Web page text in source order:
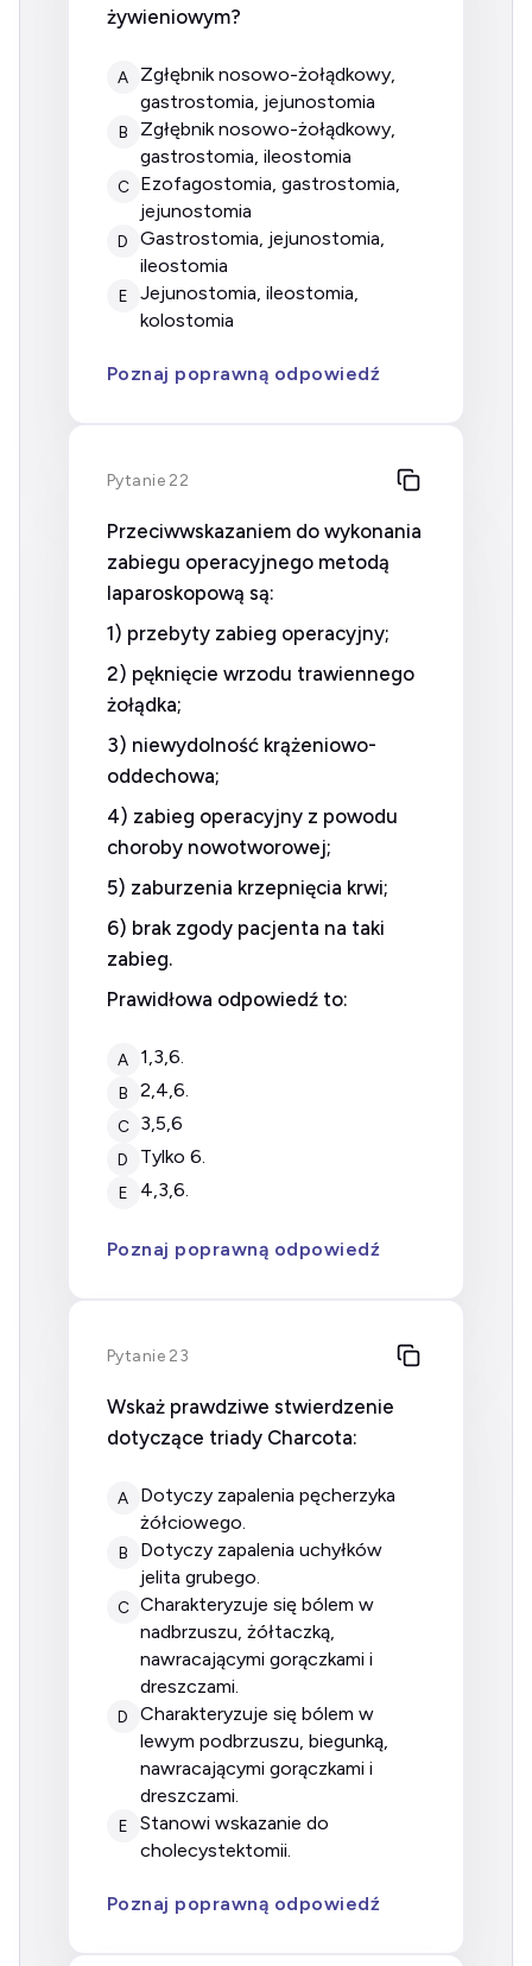
żywieniowym?
A
zgłębnik nosowo-żołądkowy,
gastrostomia, jejunostomia
B
zgłębnik nosowo-żołądkowy,
gastrostomia, ileostomia
C
ezofagostomia, gastrostomia,
jejunostomia
D
gastrostomia, jejunostomia,
ileostomia
E
jejunostomia, ileostomia,
kolostomia
Poznaj poprawną odpowiedź
Pytanie 22
Przeciwwskazaniem do wykonania
zabiegu operacyjnego metodą
laparoskopową są:
1) przebyty zabieg operacyjny;
2) pęknięcie wrzodu trawiennego
żołądka;
3) niewydolność krążeniowo-
oddechowa;
4) zabieg operacyjny z powodu
choroby nowotworowej;
5) zaburzenia krzepnięcia krwi;
6) brak zgody pacjenta na taki
zabieg.
Prawidłowa odpowiedź to:
A 1,3,6.
B 2,4,6.
C 3,5,6
D tylko 6.
E 4,3,6.
Poznaj poprawną odpowiedź
Pytanie 23
Wskaż prawdziwe stwierdzenie
dotyczące triady Charcota:
A
dotyczy zapalenia pęcherzyka
żółciowego.
B
dotyczy zapalenia uchyłków
jelita grubego.
C charakteryzuje się bólem w
nadbrzuszu, żółtaczką,
nawracającymi gorączkami i
dreszczami.
D
charakteryzuje się bólem w
lewym podbrzuszu, biegunką,
nawracającymi gorączkami i
dreszczami.
E
stanowi wskazanie do
cholecystektomii.
Poznaj poprawną odpowiedź